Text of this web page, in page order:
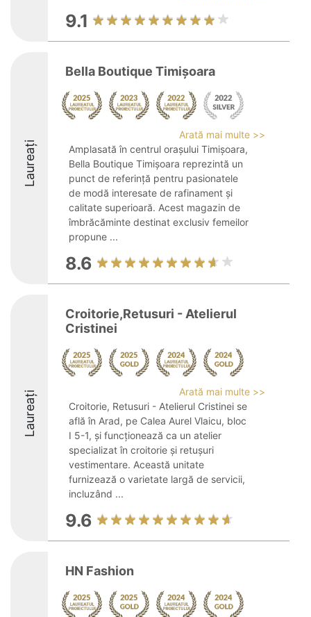
9.1
Laureați
Bella Boutique Timișoara
Arată mai multe >>
Amplasată în centrul orașului Timișoara,
Bella Boutique Timișoara reprezintă un
punct de referință pentru pasionatele
de modă interesate de rafinament și
calitate superioară. Acest magazin de
îmbrăcăminte destinat exclusiv femeilor
propune ...
8.6
Laureați
Croitorie,Retusuri - Atelierul
Cristinei
Arată mai multe >>
Croitorie, Retusuri - Atelierul Cristinei se
află în Arad, pe Calea Aurel Vlaicu, bloc
I 5-1, și funcționează ca un atelier
specializat în croitorie și retușuri
vestimentare. Această unitate
furnizează o varietate largă de servicii,
incluzând ...
9.6
HN Fashion